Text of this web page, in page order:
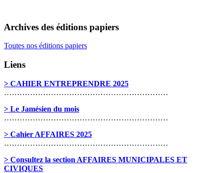
Archives des éditions papiers
Toutes nos éditions papiers
Liens
> CAHIER ENTREPRENDRE 2025
………………………………………………………
> Le Jamésien du mois
………………………………………………………
> Cahier AFFAIRES 2025
………………………………………………………
> Consultez la section AFFAIRES MUNICIPALES ET
CIVIQUES